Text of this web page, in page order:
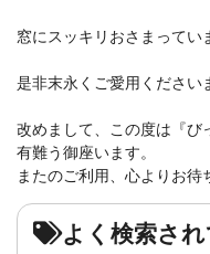
窓にスッキリおさまってい
是非末永くご愛用ください
改めまして、この度は『び
有難う御座います。
またのご利用、心よりお
よく検索さ